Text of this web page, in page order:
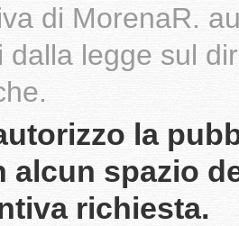
di MorenaR.
dalla legge sul
la
alcun spazio
richiesta.